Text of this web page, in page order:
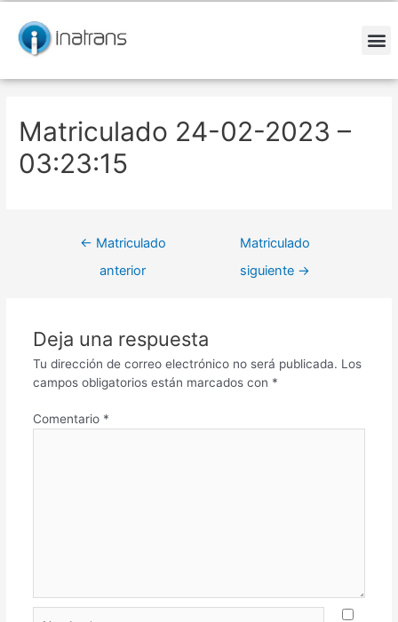
contenido
Matriculado 24-02-2023 –
03:23:15
de
entradas
← Matriculado
anterior
Matriculado
siguiente →
Deja una respuesta
Tu dirección de correo electrónico no será publicada. Los
campos obligatorios están marcados con *
Comentario *